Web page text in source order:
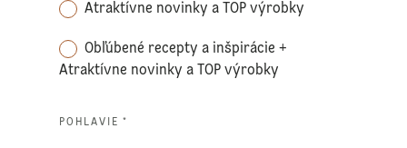
Atraktívne novinky a TOP výrobky
Obľúbené recepty a inšpirácie +
Atraktívne novinky a TOP výrobky
POHLAVIE *